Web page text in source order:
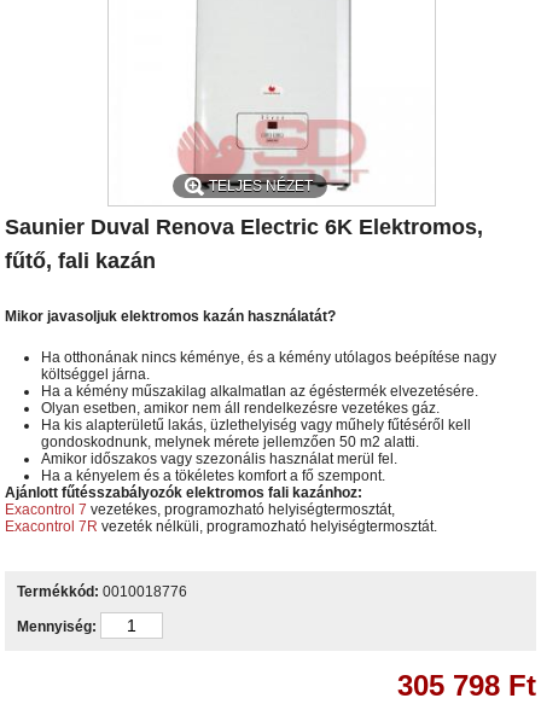
TELJES NÉZET
Saunier Duval Renova Electric 6K Elektromos,
fűtő, fali kazán
Mikor javasoljuk elektromos kazán használatát?
Ha otthonának nincs kéménye, és a kémény utólagos beépítése nagy
költséggel járna.
Ha a kémény műszakilag alkalmatlan az égéstermék elvezetésére.
Olyan esetben, amikor nem áll rendelkezésre vezetékes gáz.
Ha kis alapterületű lakás, üzlethelyiség vagy műhely fűtéséről kell
gondoskodnunk, melynek mérete jellemzően 50 m2 alatti.
Amikor időszakos vagy szezonális használat merül fel.
Ha a kényelem és a tökéletes komfort a fő szempont.
Ajánlott fűtésszabályozók elektromos fali kazánhoz:
Exacontrol 7vezetékes, programozható helyiségtermosztát,
Exacontrol 7R vezeték nélküli, programozható helyiségtermosztát.
Termékkód: 0010018776
Mennyiség:
305 798 Ft